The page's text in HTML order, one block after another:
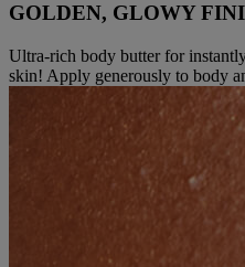
GOLDEN, GLOWY
Ultra-rich body butter for
skin! Apply generously to body